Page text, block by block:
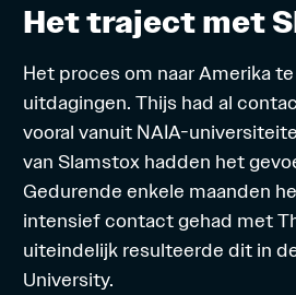
Het traject met
Het procesom naar Amerika
uitdagingen. Thijs had al
vooral vanuit NAIA-
van Slamstox hadden het
Gedurende enkele maanden
intensief contact gehad met
uiteindelijk resulteerde dit in
University.